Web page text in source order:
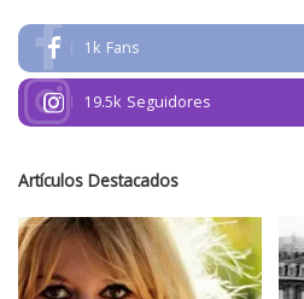
1k Fans
19.5k Seguidores
Artículos Destacados